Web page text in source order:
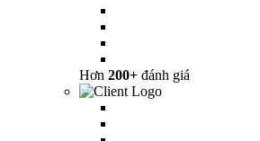
Hơn 200+ đánh giá